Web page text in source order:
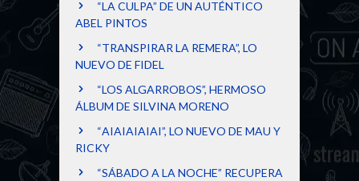
“LA CULPA” DE UN AUTÉNTICO
ABEL PINTOS
“TRANSPIRAR LA REMERA”, LO
NUEVO DE FIDEL
“LOS ALGARROBOS”, HERMOSO
ÁLBUM DE SILVINA MORENO
“AIAIAIAIAI”, LO NUEVO DE MAU Y
RICKY
“SÁBADO A LA NOCHE” RECUPERA